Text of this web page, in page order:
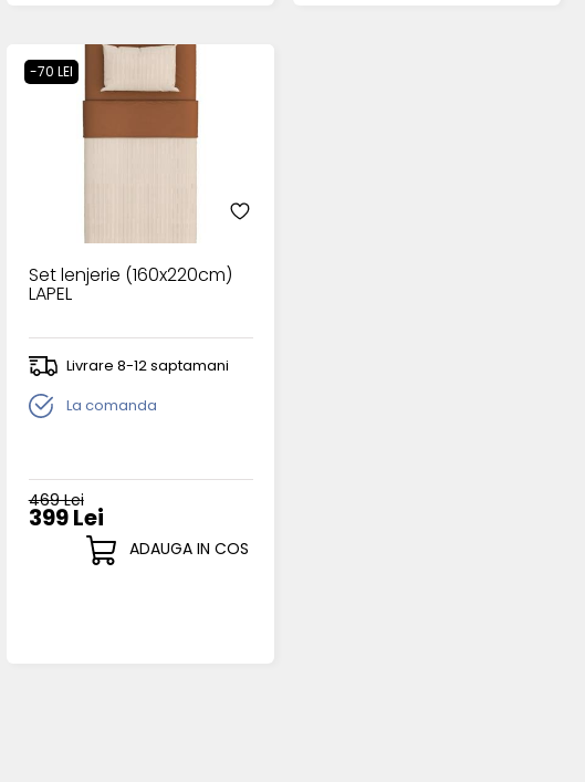
-70 LEI
Set lenjerie (160x220cm)
LAPEL
Livrare 8-12 saptamani
La comanda
469 Lei
399 Lei
ADAUGA IN COS